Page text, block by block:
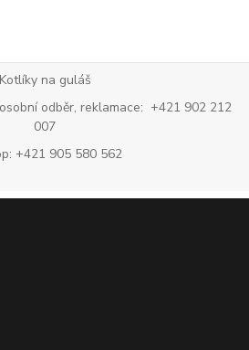
Kotlíky na guláš
odběr, reklamace: +421 902 212
007
+421 905 580 562